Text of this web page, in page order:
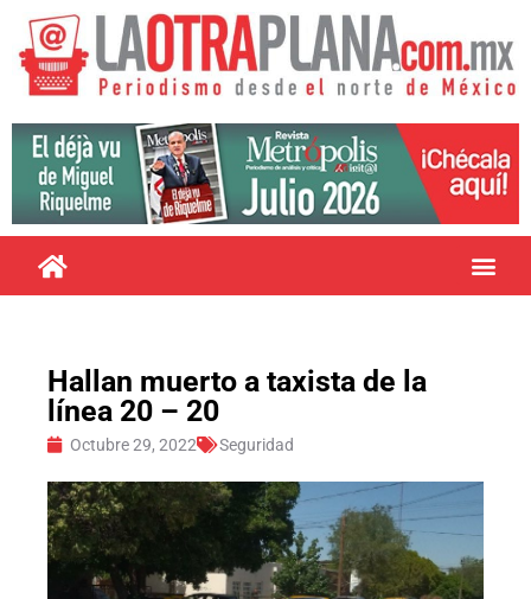
Hallan muerto a taxista de la
línea 20 – 20
Octubre 29, 2022 Seguridad